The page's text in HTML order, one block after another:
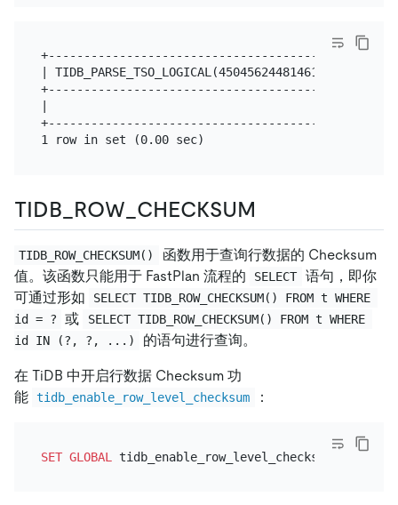
+--------------------------------------------+
| TIDB_PARSE_TSO_LOGICAL(450456244814610434) |
+--------------------------------------------+
+--------------------------------------------+
TIDB_ROW_CHECKSUM
TIDB_ROW_CHECKSUM()
函数用于查询行数据的 Checksum
值。该函数只能用于 FastPlan 流程的
SELECT 语句，即你
可通过形如
SELECT TIDB_ROW_CHECKSUM() FROM t WHERE
id = ?
或
SELECT TIDB_ROW_CHECKSUM() FROM t WHERE
id IN (?, ?, ...)
的语句进行查询。
在 TiDB 中开启行数据 Checksum 功
能 tidb_enable_row_level_checksum ：
SET GLOBAL tidb_enable_row_level_checksum